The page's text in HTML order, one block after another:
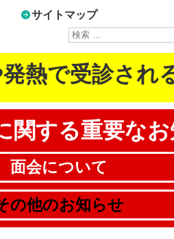
サイトマップ
熱で受診され
関する重要な
面会について
の他のお知らせ